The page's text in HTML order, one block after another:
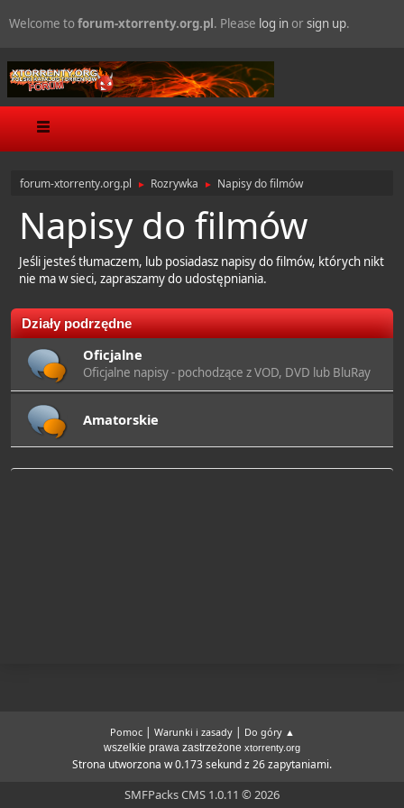
Welcome toforum-xtorrenty.org.pl. Please log in or sign up.
forum-xtorrenty.org.pl ► Rozrywka ► Napisy do filmów
Napisy do filmów
Jeśli jesteś tłumaczem, lub posiadasz napisy do filmów, których nikt
nie ma w sieci, zapraszamy do udostępniania.
Działy podrzędne
Oficjalne
Oficjalne napisy - pochodzące z VOD, DVD lub BluRay
Amatorskie
Pomoc| Warunki i zasady| Do góry ▲
wszelkie prawa zastrzeżone xtorrenty.org
Strona utworzona w 0.173 sekund z 26 zapytaniami.
SMFPacks CMS 1.0.11 © 2026